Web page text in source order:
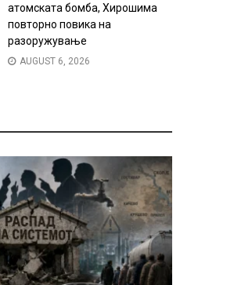
атомската бомба, Хирошима
повторно повика на
разоружување
AUGUST 6, 2026